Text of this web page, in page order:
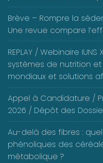
Brève – Rompre la
Une revue compare
REPLAY / Webinaire
systèmes de nutrition
mondiaux et solutions
Appel à Candidature /
2026 / Dépôt des
Au-delà des fibres :
phénoliques des
métabolique ?